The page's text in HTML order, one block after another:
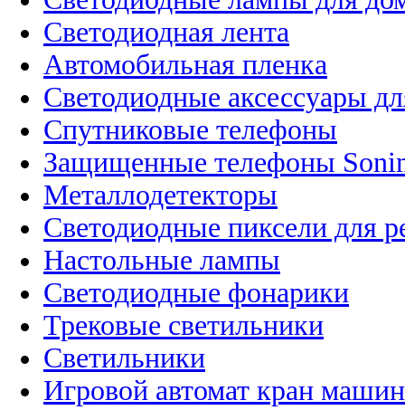
Светодиодная лента
Автомобильная пленка
Светодиодные аксессуары
Спутниковые телефоны
Защищенные телефоны
Металлодетекторы
Светодиодные пиксели для
Настольные лампы
Светодиодные фонарики
Трековые светильники
Светильники
Игровой автомат кран